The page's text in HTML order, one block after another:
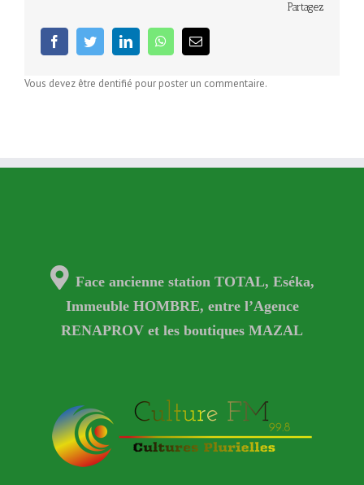
Partagez
facebooktwitter linkedin whatsappEmail
Vous devez être dentifié pour poster un commentaire.
Face ancienne station TOTAL, Eséka,
Immeuble HOMBRE, entre l’Agence
RENAPROV et les boutiques MAZAL